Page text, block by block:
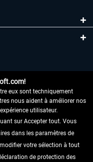
eux sont techniquement
nous aident à améliorer nos
utilisateur.
sur Accepter tout. Vous
dans les paramètres de
votre sélection à tout
de protection des